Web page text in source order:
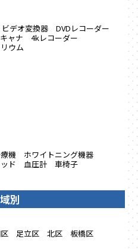
ビデオ変換器
DVDレコーダー
ャナ
4kレコーダー
ウム
機
ホワイトニング機器
ド 血圧計
車椅子
別
足立区 北区 板橋区